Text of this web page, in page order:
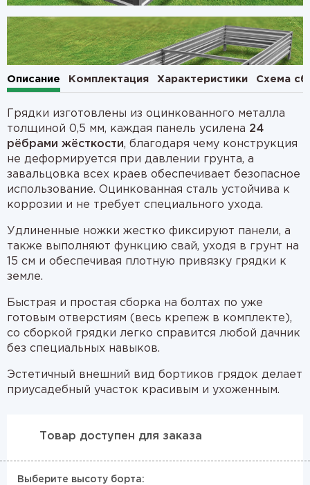
1 2
Описание Комплектация Характеристики Схема
Грядки изготовлены из оцинкованного металла
толщиной 0,5 мм, каждая панель усилена 24
рёбрами жёсткости, благодаря чему конструкция
не деформируется при давлении грунта, а
завальцовка всех краев обеспечивает безопасное
использование. Оцинкованная сталь устойчива к
коррозии и не требует специального ухода.
Удлиненные ножки жестко фиксируют панели, а
также выполняют функцию свай, уходя в грунт на
15 см и обеспечивая плотную привязку грядки к
земле.
Быстрая и простая сборка на болтах по уже
готовым отверстиям (весь крепеж в комплекте),
со сборкой грядки легко справится любой дачник
без специальных навыков.
Эстетичный внешний вид бортиков грядок делает
приусадебный участок красивым и ухоженным.
Товар доступен для заказа
Выберите высоту борта: